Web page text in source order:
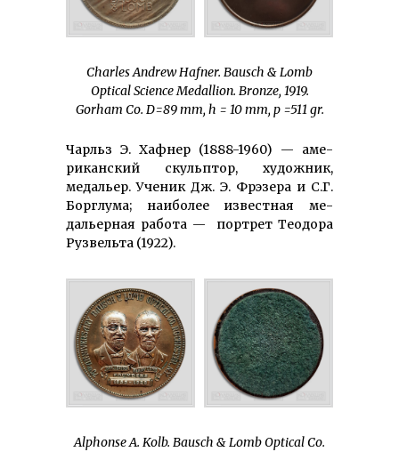
Charles Andrew Hafner. Bausch & Lomb
Optical Science Medallion. Bronze, 1919.
Gorham Co. D=89mm, h = 10mm, p =511gr.
Чарльз Э. Хафнер (1888-1960) — аме­
рикан­ский скульптор, художник,
медальер. Ученик Дж. Э. Фрэзера и С.Г.
Борглума; наиболее известная ме­
дальерная работа — портрет Теодора
Рузвельта (1922).
AlphonseА. Kolb. Bausch & Lomb Optical Co.